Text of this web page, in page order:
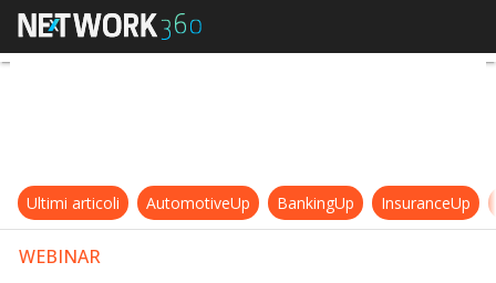
Industria 4.0: Produttività,
Ultimi articoli AutomotiveUp BankingUp InsuranceUp
WEBINAR